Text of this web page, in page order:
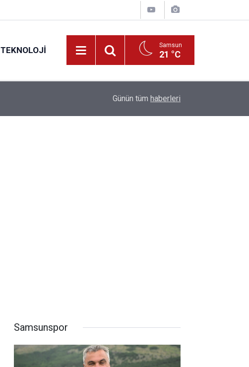
TEKNOLOJI Samsun
21 °C
Fahiş fiyatlar nedeniyle işletmelere 101 milyon
Günün tüm haberleri
Samsunspor